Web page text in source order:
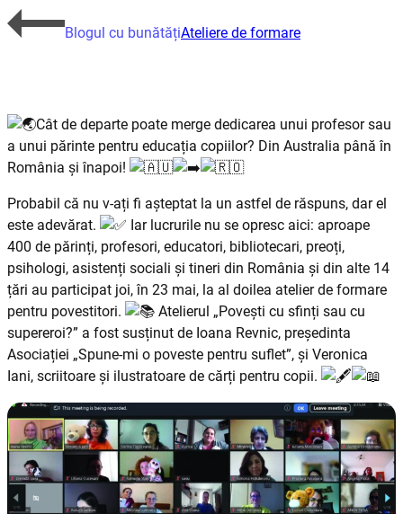
Blogul cu bunătățiAteliere de formare
Cât de departe poate merge dedicarea unui profesor sau
a unui părinte pentru educația copiilor? Din Australia până în
România și înapoi!
Probabil că nu v-ați fi așteptat la un astfel de răspuns, dar el
este adevărat.
Iar lucrurile nu se opresc aici: aproape
400 de părinți, profesori, educatori, bibliotecari, preoți,
psihologi, asistenți sociali și tineri din România și din alte 14
țări au participat joi, în 23 mai, la al doilea atelier de formare
pentru povestitori.
Atelierul „Povești cu sfinți sau cu
supereroi?” a fost susținut de Ioana Revnic, președinta
Asociației „Spune-mi o poveste pentru suflet”, și Veronica
Iani, scriitoare și ilustratoare de cărți pentru copii.